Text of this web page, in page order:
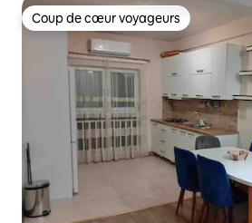
Coup de cœur voyageurs
Coup de cœur voyageurs